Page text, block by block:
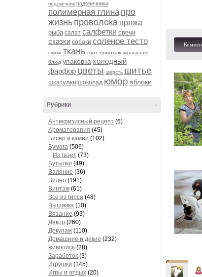
подсвечник подсвечники
полимерная глина про
жизнь проволока пряжа
рыба салат салфетки свечи
сказки собаки соленое тесто
сумки ткань торт трикотаж украшение
блюд упаковка холодный
фарфор цветы шерсть шитье
шкатулки шоколад юмор яблоки
-
Рубрики
Антикризисный рецепт (6)
Ароматерапия (45)
Бисер и камни (102)
Бумага (506)
Из газет (73)
Бутылки (49)
Валяние (36)
Видео (191)
Винтаж (61)
Все из гипса (48)
Вышивка (10)
Вязание (93)
Декор (260)
Декупаж (110)
Домашние и дикие (232)
живопись (28)
Заработок (3)
Игрушки (145)
Игры и отдых (20)